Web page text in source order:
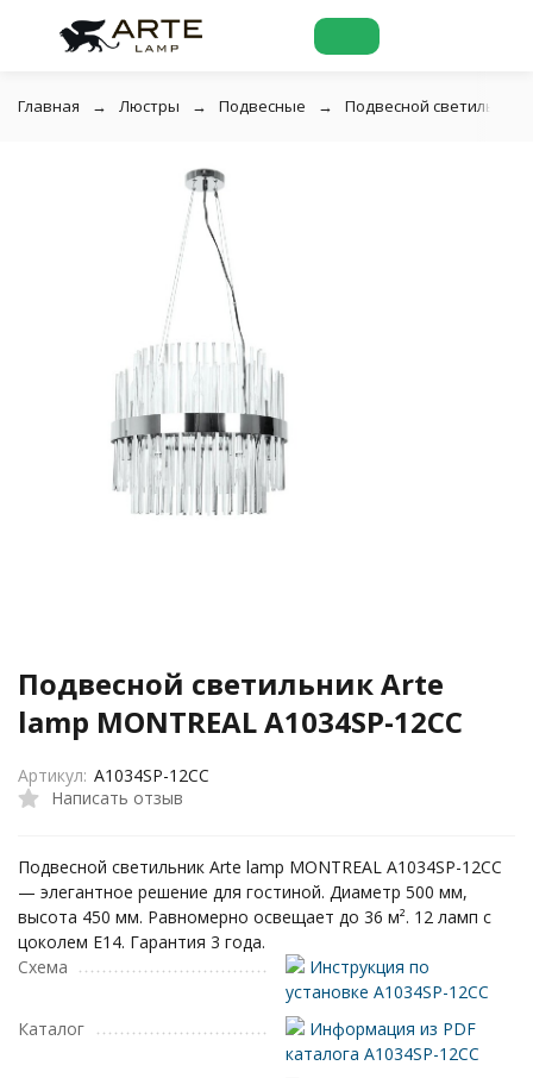
Главная Люстры Подвесные Подвесной светильник
Подвесной светильник Arte
lamp MONTREAL A1034SP-12CC
Написать отзыв
Артикул: A1034SP-12CC
Подвесной светильник Arte lamp MONTREAL A1034SP-12CC
— элегантное решение для гостиной. Диаметр 500 мм,
высота 450 мм. Равномерно освещает до 36 м². 12 ламп с
цоколем E14. Гарантия 3 года.
Схема
Инструкция по
установке A1034SP-12CC
Каталог
Информация из PDF
каталога A1034SP-12CC